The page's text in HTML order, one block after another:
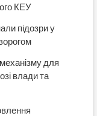
КЕУ
підозри у
для
влади та